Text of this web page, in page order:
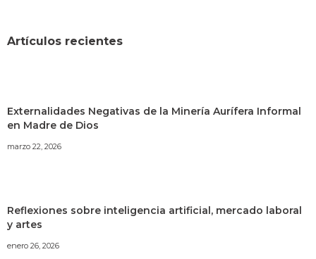
Artículos recientes
Externalidades Negativas de la Minería Aurífera Informal
en Madre de Dios
marzo 22, 2026
Reflexiones sobre inteligencia artificial, mercado laboral
y artes
enero 26, 2026